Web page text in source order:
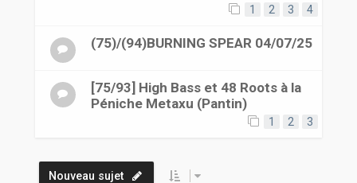
1 2 3 4
(75)/(94)BURNING SPEAR 04/07/25
[75/93] High Bass et 48 Roots à la
Péniche Metaxu (Pantin)
1 2 3
Nouveau sujet